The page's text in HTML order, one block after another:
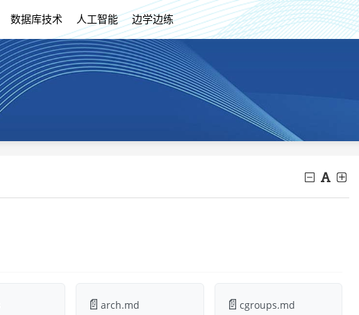
数据库技术 人工智能 边学边练
📄arch.md 📄 cgroups.md